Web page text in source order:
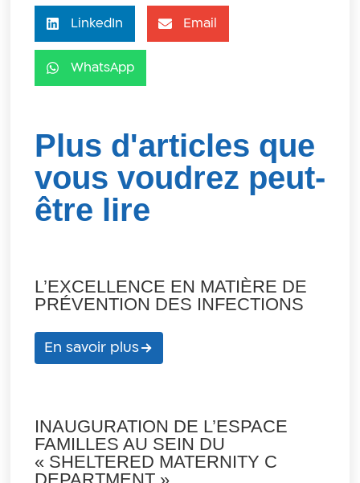
LinkedIn Email
WhatsApp
Plus d'articles que
vous voudrez peut-
être lire
L’EXCELLENCE EN MATIÈRE DE
PRÉVENTION DES INFECTIONS
En savoir plus
INAUGURATION DE L’ESPACE
FAMILLES AU SEIN DU
« SHELTERED MATERNITY C